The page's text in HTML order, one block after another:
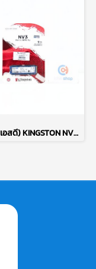
SSD (เอสเอสดี) KINGSTON NV3 1 TB PCIe NVMe M.2 2280 P17510